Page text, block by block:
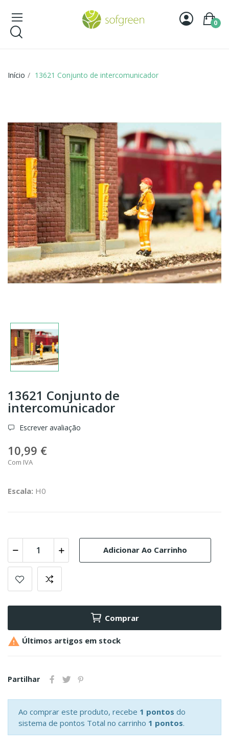
0
Início 13621 Conjunto de intercomunicador
13621 Conjunto de
intercomunicador
Escrever avaliação
10,99 €
Com IVA
Escala: H0
Adicionar Ao Carrinho
Comprar
 Últimos artigos em stock
Partilhar
Ao comprar este produto, recebe 1 pontos do
sistema de pontos Total no carrinho 1 pontos.